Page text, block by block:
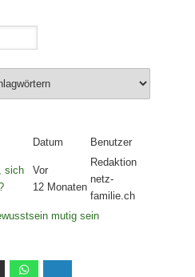
Datum Benutzer
sich
Vor
12 Monaten
Redaktion
netz-
familie.ch
mutig sein